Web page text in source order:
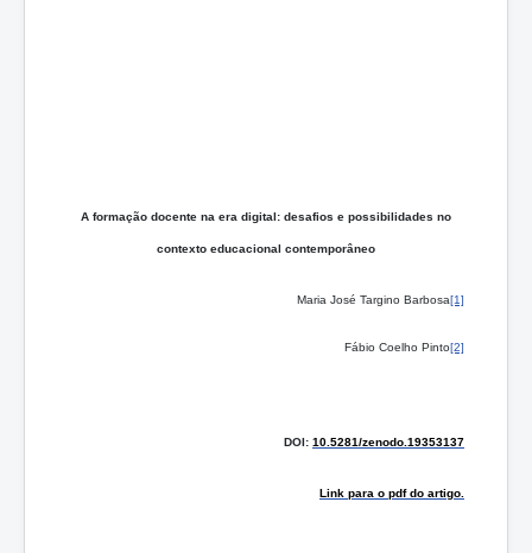
A formação docente na era digital: desafios e possibilidades no
contexto educacional contemporâneo
Maria José Targino Barbosa[1]
Fábio Coelho Pinto[2]
DOI: 10.5281/zenodo.19353137
Link para o pdf do artigo.